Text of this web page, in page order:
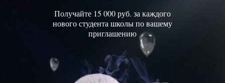
Получайте 15 000 руб. за каждого
нового студента школы по вашему
приглашению